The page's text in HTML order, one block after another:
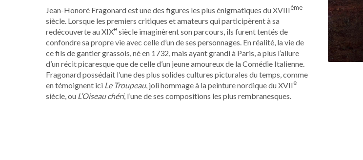
Jean-Honoré Fragonard est une des figures les plus énigmatiques du XVIIIème
siècle. Lorsque les premiers critiques et amateurs qui participèrent à sa
redécouverte au XIXesiècle imaginèrent son parcours, ils furent tentés de
confondre sa propre vie avec celle d’un de ses personnages. En réalité, la vie de
ce fils de gantier grassois, né en 1732, mais ayant grandi à Paris, a plus l’allure
d’un récit picaresque que de celle d’un jeune amoureux de la Comédie Italienne.
Fragonard possédait l’une des plus solides cultures picturales du temps, comme
en témoignent ici Le Troupeau, joli hommage à la peinture nordique du XVIIe
siècle, ou L’Oiseau chéri, l’une de ses compositions les plus rembranesques.